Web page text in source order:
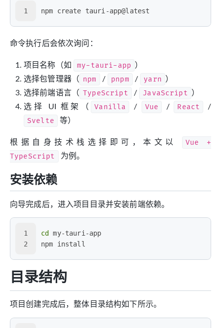
1 npm create tauri-app@latest
命令执行后会依次询问：
项目名称（如 my-tauri-app
）
选择包管理器（
npm / pnpm / yarn
）
选择前端语言（ TypeScript / JavaScript
）
选择 UI 框架（
Vanilla / Vue / React /
Svelte 等）
根据自身技术栈选择即可，本文以
Vue +
TypeScript
为例。
安装依赖
向导完成后，进入项目目录并安装前端依赖。
1
2
cd
my-tauri-app
npm install
目录结构
项目创建完成后，整体目录结构如下所示。